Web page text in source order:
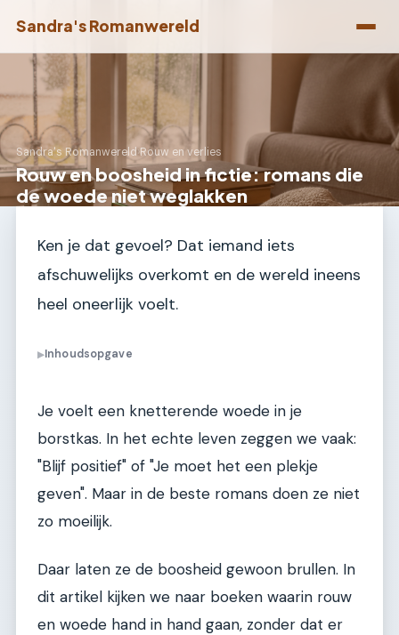
Sandra's Romanwereld
Sandra's Romanwereld›Rouw en verlies
Rouw en boosheid in fictie: romans die
de woede niet weglakken
Ken je dat gevoel? Dat iemand iets
afschuwelijks overkomt en de wereld ineens
heel oneerlijk voelt.
▶Inhoudsopgave
Je voelt een knetterende woede in je
borstkas. In het echte leven zeggen we vaak:
"Blijf positief" of "Je moet het een plekje
geven". Maar in de beste romans doen ze niet
zo moeilijk.
Daar laten ze de boosheid gewoon brullen. In
dit artikel kijken we naar boeken waarin rouw
en woede hand in hand gaan, zonder dat er